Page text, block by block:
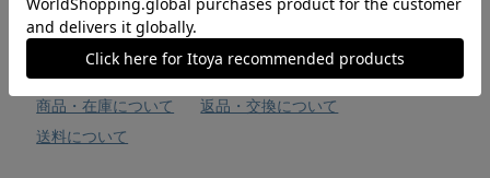
お気に入りに追加
商品・在庫について
返品・交換について
送料について